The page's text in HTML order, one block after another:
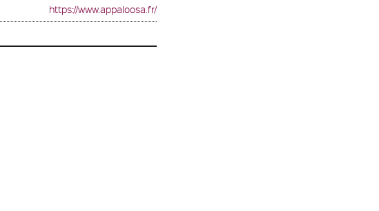
https://www.appaloosa.fr/